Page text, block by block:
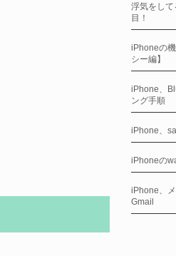
浮気をし
目！
iPhoneの
シー編】
iPhone、
ング手順
iPhone、
iPhoneの
iPhone、
Gmail